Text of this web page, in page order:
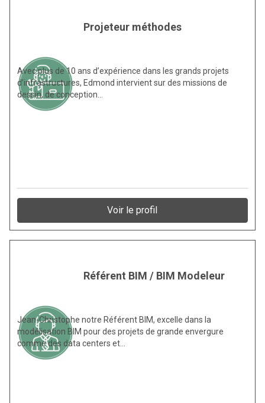
Projeteur méthodes
Avec plus de 10 ans d’expérience dans les grands projets
d’infrastructures, Edmond intervient sur des missions de
dessin, de conception…
Voir le profil
Référent BIM / BIM Modeleur
Jean-Christophe notre Référent BIM, excelle dans la
modélisation BIM pour des projets de grande envergure
comme des data centers et…